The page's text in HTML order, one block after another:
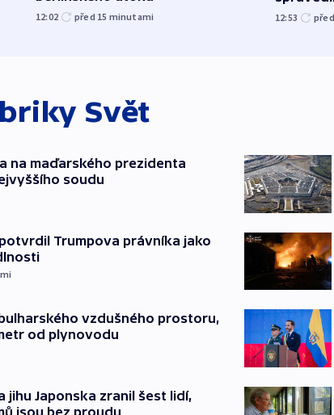
12:02 před 15 minutami 12:53
Svět
na maďarského prezidenta
soudu
Trumpova právníka jako
vzdušného prostoru,
od plynovodu
jihu Japonska zranil šest lidí,
jsou bez proudu